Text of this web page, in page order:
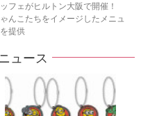
フェがヒルトン大阪で開催！
んこたちをイメージしたメニュ
提供
ュース